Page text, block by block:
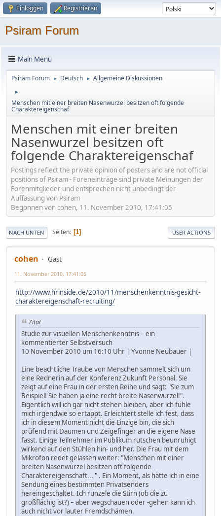
Einloggen Registrieren
Psiram Forum
Main Menu
Psiram Forum ► Deutsch ► Allgemeine Diskussionen
►
Menschen mit einer breiten Nasenwurzel besitzen oft folgende
Charaktereigenschaf
Menschen mit einer breiten
Nasenwurzel besitzen oft
folgende Charaktereigenschaf
Postings reflect the private opinion of posters and are not official
positions of Psiram - Foreneinträge sind private Meinungen der
Forenmitglieder und entsprechen nicht unbedingt der
Auffassung von Psiram
Begonnen von cohen, 11. November 2010, 17:41:05
NACH UNTEN Seiten 1 USER ACTIONS
cohen Gast
11. November 2010, 17:41:05
http://www.hrinside.de/2010/11/menschenkenntnis-gesicht-
charaktereigenschaft-recruiting/
Zitat
Studie zur visuellen Menschenkenntnis – ein
kommentierter Selbstversuch
10 November 2010 um 16:10 Uhr | Yvonne Neubauer |
Eine beachtliche Traube von Menschen sammelt sich um
eine Rednerin auf der Konferenz Zukunft Personal. Sie
zeigt auf eine Frau in der ersten Reihe und sagt: "Sie zum
Beispiel! Sie haben ja eine recht breite Nasenwurzel!".
Eigentlich will ich gar nicht stehen bleiben, aber ich fühle
mich irgendwie so ertappt. Erleichtert stelle ich fest, dass
ich in diesem Moment nicht die Einzige bin, die sich
prüfend mit Daumen und Zeigefinger an die eigene Nase
fasst. Einige Teilnehmer im Publikum rutschen beunruhigt
wirkend auf den Stühlen hin- und her. Die Frau mit dem
Mikrofon redet gelassen weiter: "Menschen mit einer
breiten Nasenwurzel besitzen oft folgende
Charaktereigenschaft... " . Ein Moment, als hätte ich in eine
Sendung eines bestimmten Privatsenders
hereingeschaltet. Ich runzele die Stirn (ob die zu
großflächig ist?) – aber wegschauen oder -gehen kann ich
auch nicht vor lauter Fremdschämen.